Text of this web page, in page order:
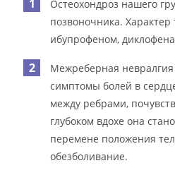
Остеохондроз нашего
позвоночника.
ибупрофеном,
Межреберная
симптомы болей в
между ребрами,
глубоком вдохе она
перемене положения
обезболивание.